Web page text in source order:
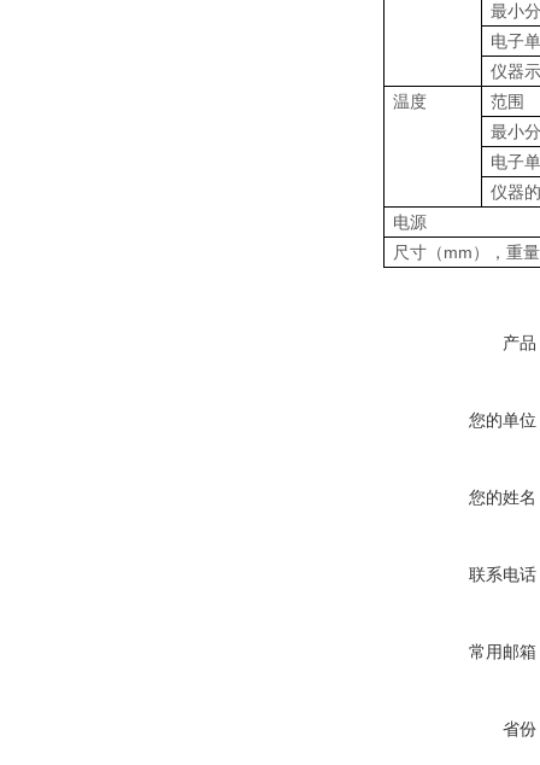
最小
电子
仪器
温度
范围
最小
电子
仪器
电源
尺寸（mm），重
产品
您的单位
您的姓名
联系电话
常用邮箱
省份